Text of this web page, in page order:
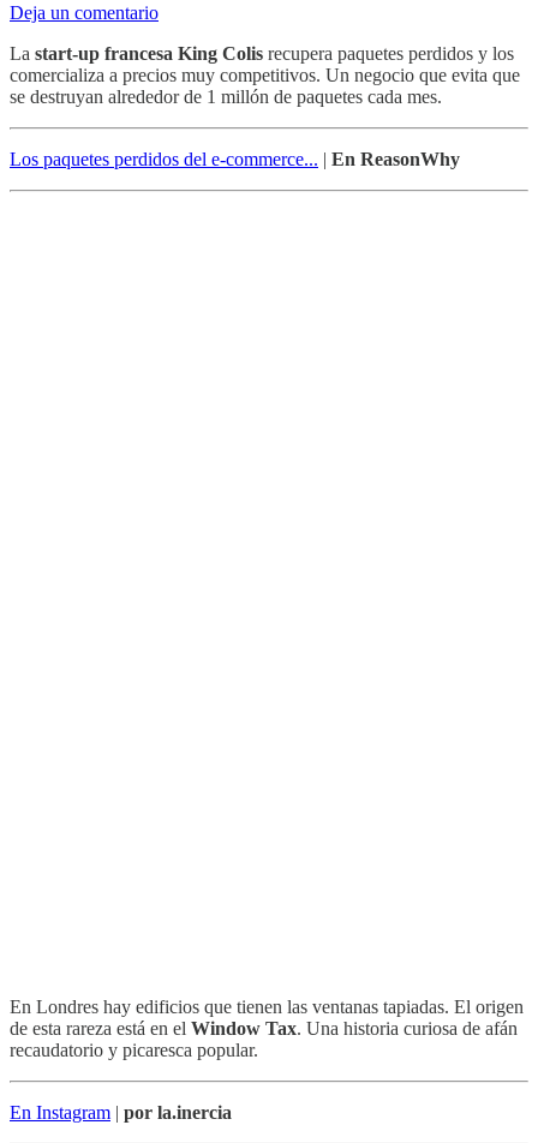
Deja un comentario
La start-up francesa King Colis recupera paquetes perdidos y los
comercializa a precios muy competitivos. Un negocio que evita que
se destruyan alrededor de 1 millón de paquetes cada mes.
Los paquetes perdidos del e-commerce... | En ReasonWhy
En Londres hay edificios que tienen las ventanas tapiadas. El origen
de esta rareza está en el Window Tax. Una historia curiosa de afán
recaudatorio y picaresca popular.
En Instagram | por la.inercia